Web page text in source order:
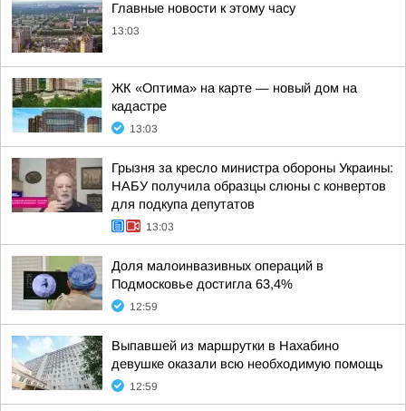
Главные новости к этому часу
13:03
ЖК «Оптима» на карте — новый дом на
кадастре
13:03
Грызня за кресло министра обороны Украины:
НАБУ получила образцы слюны с конвертов
для подкупа депутатов
13:03
Доля малоинвазивных операций в
Подмосковье достигла 63,4%
12:59
Выпавшей из маршрутки в Нахабино
девушке оказали всю необходимую помощь
12:59